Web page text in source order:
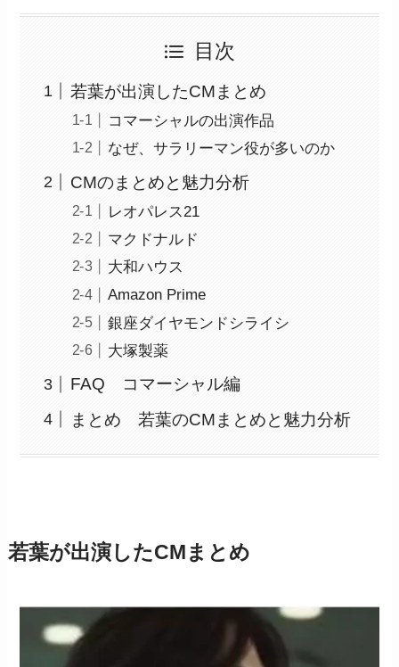
目次
若葉が出演したCMまとめ
コマーシャルの出演作品
なぜ、サラリーマン役が多いのか
CMのまとめと魅力分析
レオパレス21
マクドナルド
大和ハウス
Amazon Prime
銀座ダイヤモンドシライシ
大塚製薬
FAQ コマーシャル編
まとめ 若葉のCMまとめと魅力分析
若葉が出演したCMまとめ